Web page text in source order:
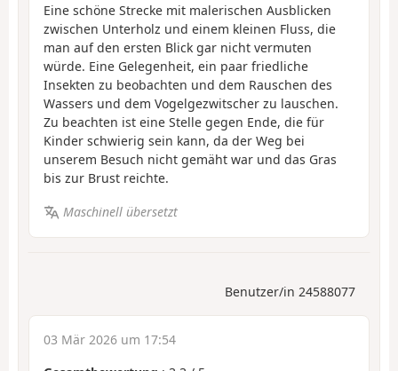
Eine schöne Strecke mit malerischen Ausblicken
zwischen Unterholz und einem kleinen Fluss, die
man auf den ersten Blick gar nicht vermuten
würde. Eine Gelegenheit, ein paar friedliche
Insekten zu beobachten und dem Rauschen des
Wassers und dem Vogelgezwitscher zu lauschen.
Zu beachten ist eine Stelle gegen Ende, die für
Kinder schwierig sein kann, da der Weg bei
unserem Besuch nicht gemäht war und das Gras
bis zur Brust reichte.
Maschinell übersetzt
Benutzer/in 24588077
03 Mär 2026 um 17:54